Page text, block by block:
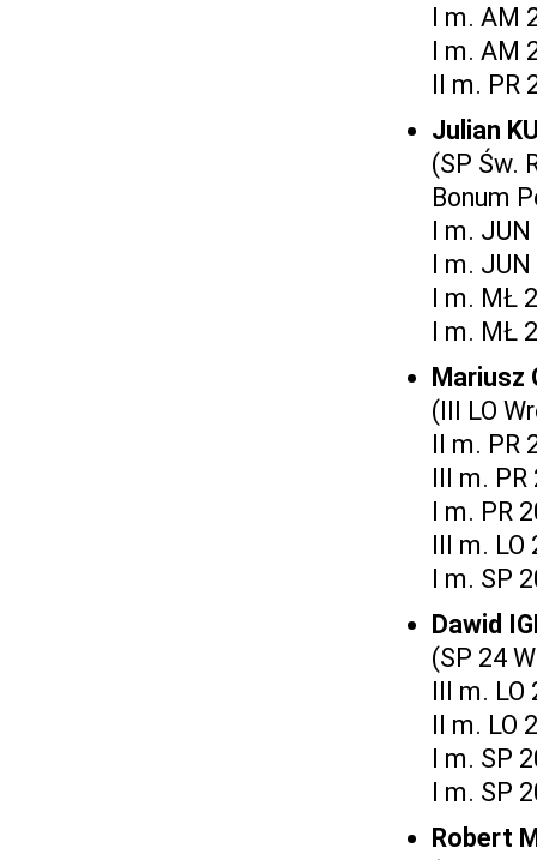
I m. AM
I m. AM
II m. PR
Julian
(SP Św.
Bonum
I m.
I m.
I m. MŁ
I m. MŁ
Mariusz
(III LO
II m. PR
III m. PR
I m. PR
III m. LO
I m. SP
Dawid
(SP 24
III m. LO
II m. LO
I m. SP
I m. SP
Robert